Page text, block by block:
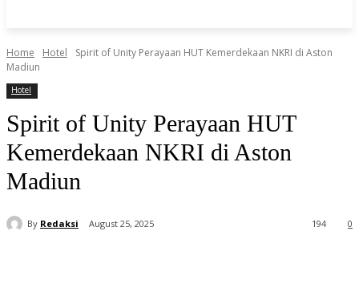
Home Hotel
Spirit of Unity Perayaan HUT Kemerdekaan NKRI di Aston
Madiun
Hotel
Spirit of Unity Perayaan HUT
Kemerdekaan NKRI di Aston
Madiun
By Redaksi August 25, 2025 0
194